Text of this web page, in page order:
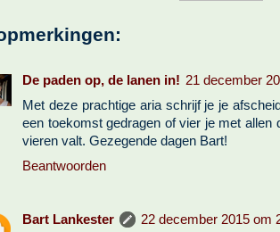
De paden op, de lanen in! 21 december
Met deze prachtige aria schrijf je je
een toekomst gedragen of vier je met allen
vieren valt. Gezegende dagen Bart!
Beantwoorden
Bart Lankester
22 december 2015 om